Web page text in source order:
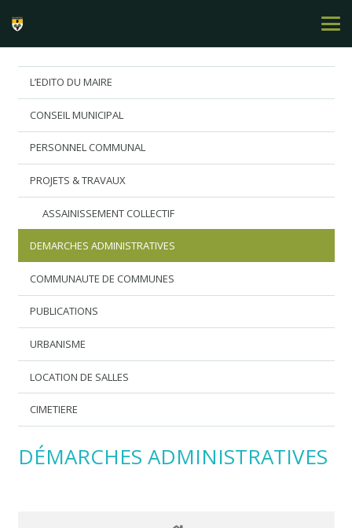
L’EDITO DU MAIRE
CONSEIL MUNICIPAL
PERSONNEL COMMUNAL
PROJETS & TRAVAUX
ASSAINISSEMENT COLLECTIF
DEMARCHES ADMINISTRATIVES
COMMUNAUTE DE COMMUNES
PUBLICATIONS
URBANISME
LOCATION DE SALLES
CIMETIERE
DÉMARCHES ADMINISTRATIVES